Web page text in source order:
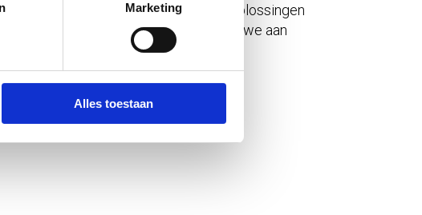
Marketing
Alles toestaan
staan voor je klaar met praktische oplossingen
Samen met onze klanten bouwen we aan
resultaten.